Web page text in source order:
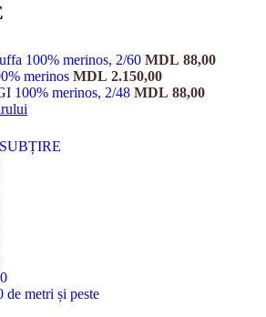
100% merinos, 2/60 MDL 88,00
merinos MDL 2.150,00
100% merinos, 2/48 MDL 88,00
de metri și peste